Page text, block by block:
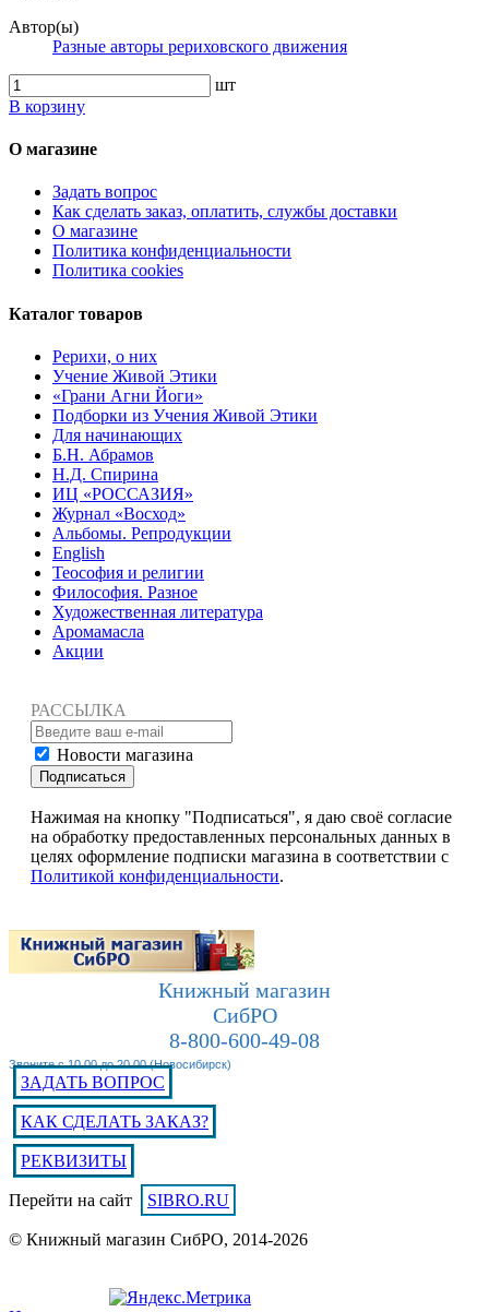
Автор(ы)
Разные авторы рериховского движения
шт
В корзину
О магазине
Задать вопрос
Как сделать заказ, оплатить, службы доставки
О магазине
Политика конфиденциальности
Политика cookies
Каталог товаров
Рерихи, о них
Учение Живой Этики
«Грани Агни Йоги»
Подборки из Учения Живой Этики
Для начинающих
Б.Н. Абрамов
Н.Д. Спирина
ИЦ «РОССАЗИЯ»
Журнал «Восход»
Альбомы. Репродукции
English
Теософия и религии
Философия. Разное
Художественная литература
Аромамасла
Акции
РАССЫЛКА
Новости магазина
Подписаться
Нажимая на кнопку "Подписаться", я даю своё согласие
на обработку предоставленных персональных данных в
целях оформление подписки магазина в соответствии с
Политикой конфиденциальности.
Книжный магазин
СибРО
8-800-600-49-08
Звоните с 10.00 до 20.00 (Новосибирск)
ЗАДАТЬ ВОПРОС
КАК СДЕЛАТЬ ЗАКАЗ?
РЕКВИЗИТЫ
Перейти на сайт SIBRO.RU
© Книжный магазин СибРО, 2014-2026